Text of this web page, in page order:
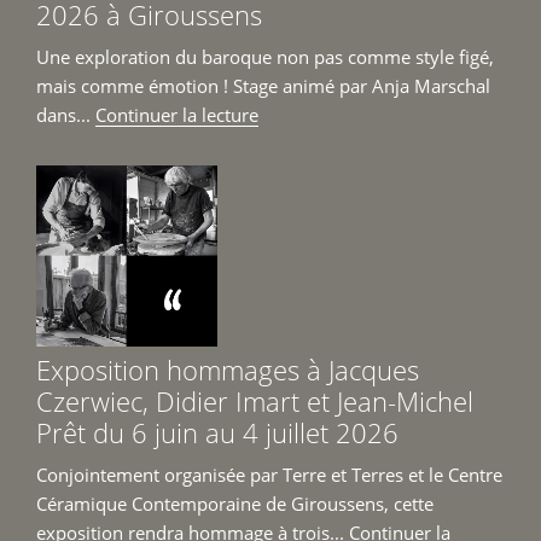
2026 à Giroussens
Une exploration du baroque non pas comme style figé,
mais comme émotion ! Stage animé par Anja Marschal
dans... Continuer la lecturede
2026
à
Giroussens »
Exposition hommages à Jacques
Czerwiec, Didier Imart et Jean-Michel
Prêt du 6 juin au 4 juillet 2026
Conjointement organisée par Terre et Terres et le Centre
Céramique Contemporaine de Giroussens, cette
exposition rendra hommage à trois... Continuer la